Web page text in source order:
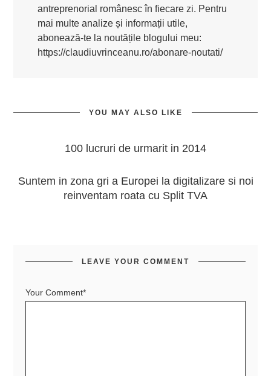
antreprenorial românesc în fiecare zi. Pentru
mai multe analize și informații utile,
abonează-te la noutățile blogului meu:
https://claudiuvrinceanu.ro/abonare-noutati/
YOU MAY ALSO LIKE
100 lucruri de urmarit in 2014
Suntem in zona gri a Europei la digitalizare si noi
reinventam roata cu Split TVA
LEAVE YOUR COMMENT
Your Comment*